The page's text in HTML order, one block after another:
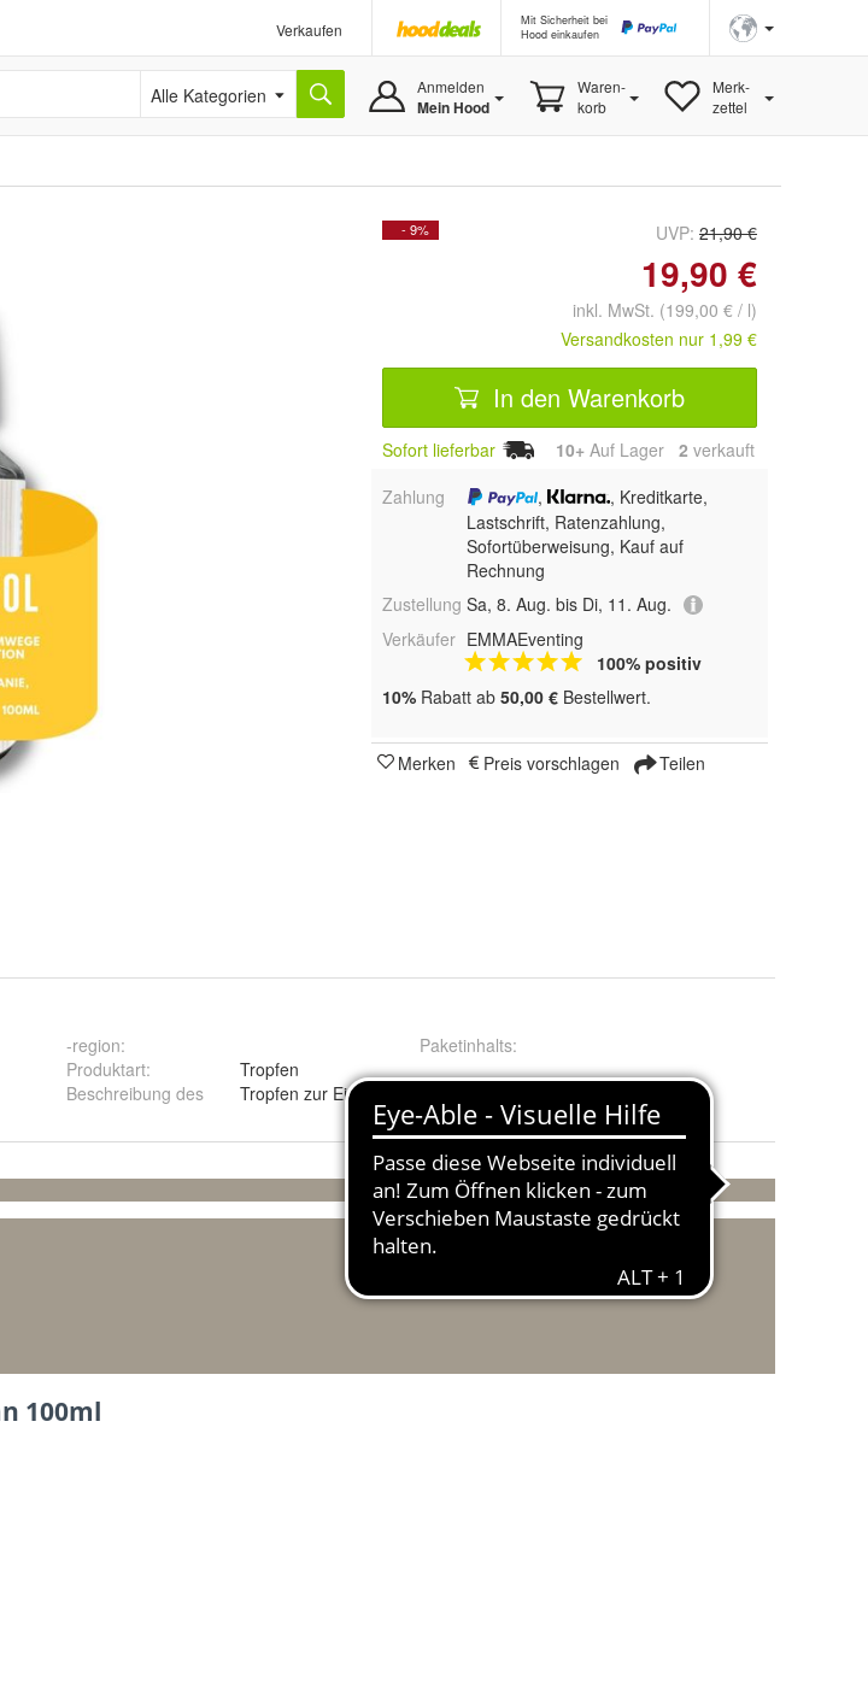
Verkaufen
Mit Sicherheit bei
Hood einkaufen
Alle Kategorien Anmelden
Mein Hood
Waren-
korb
Merk-
zettel
- 9% UVP: 21,90 €
19,90 €
inkl. MwSt. (199,00 € / l)
Versandkosten nur 1,99 €
In den Warenkorb
Sofort lieferbar 10+ Auf Lager 2 verkauft
Zahlung
,
, Kreditkarte,
Lastschrift, Ratenzahlung,
Sofortüberweisung, Kauf auf
Rechnung
Zustellung Sa, 8. Aug. bis Di, 11. Aug.
Verkäufer EMMAEventing
100% positiv
10% Rabatt ab 50,00 € Bestellwert.
Merken Preis vorschlagen Teilen
-region:
Produktart:
Tropfen
Beschreibung des
Paketinhalts:
Tropfen zur Eingabe in das Futter